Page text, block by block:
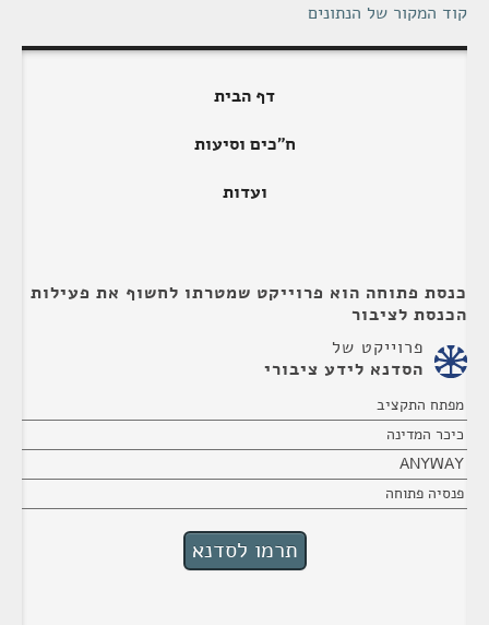
קוד המקור של הנתונים
דף הבית
ח"כים וסיעות
ועדות
כנסת פתוחה הוא פרוייקט שמטרתו לחשוף את פעילות
הכנסת לציבור
פרוייקט של
הסדנא לידע ציבורי
מפתח התקציב
כיכר המדינה
ANYWAY
פנסיה פתוחה